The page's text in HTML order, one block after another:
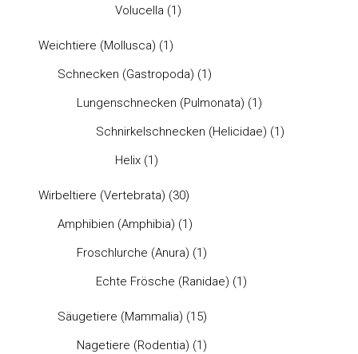
Volucella (1)
Weichtiere (Mollusca) (1)
Schnecken (Gastropoda) (1)
Lungenschnecken (Pulmonata) (1)
Schnirkelschnecken (Helicidae) (1)
Helix (1)
Wirbeltiere (Vertebrata) (30)
Amphibien (Amphibia) (1)
Froschlurche (Anura) (1)
Echte Frösche (Ranidae) (1)
Säugetiere (Mammalia) (15)
Nagetiere (Rodentia) (1)